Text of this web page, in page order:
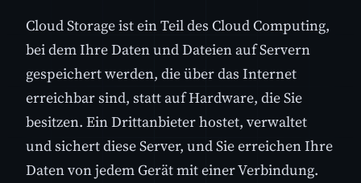
Cloud Storage ist ein Teil des Cloud Computing,
bei dem Ihre Daten und Dateien auf Servern
gespeichert werden, die über das Internet
erreichbar sind, statt auf Hardware, die Sie
besitzen. Ein Drittanbieter hostet, verwaltet
und sichert diese Server, und Sie erreichen Ihre
Daten von jedem Gerät mit einer Verbindung.